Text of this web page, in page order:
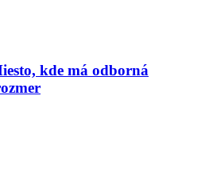
kde má odborná